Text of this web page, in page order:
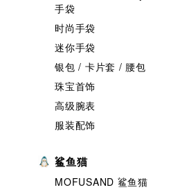
手袋
时尚手袋
迷你手袋
银包 / 卡片套 / 腰包
珠宝首饰
高级腕表
服装配饰
鲨鱼猫
MOFUSAND 鲨鱼猫